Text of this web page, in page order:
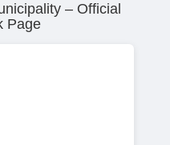
– Official
Page